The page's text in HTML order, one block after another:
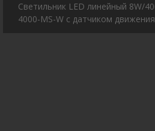
Светильник LED линейный 8W/
4000-MS-W с датчиком